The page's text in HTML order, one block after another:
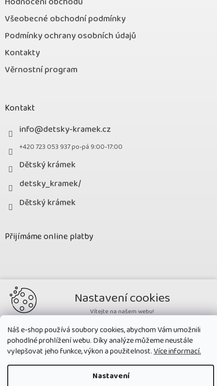
Náš e-shop používá soubory cookies, abychom Vám umožnili
pohodlné prohlížení webu. Díky analýze můžeme neustále
vylepšovat jeho funkce, výkon a použitelnost.Více informací.
Nastavení
Všeobecné obchodní podmínky
Podmínky ochrany osobních údajů
Kontakty
Věrnostní program
Kontakt
info@detsky-kramek.cz
+420 723 053 937 po-pá 9:00-17:00
Dětský krámek
detsky_kramek/
Dětský krámek
Přijímáme online platby
Copyright 2026Dětský krámek. Všechna práva vyhrazena.Upravit
nastavení cookies
Nastavení cookies
Vítejte na našem webu!
Potřebujeme nastavit cookies a související technologie, aby
zobrazovaný obsah odpovídal vašim potřebám a vy na webu nalezli
přesně to, co potřebujete. Soubory cookies používané na našem webu
nikdy neslouží ke zjišťování totožnosti uživatelů stránek.
Přijmout všechny cookies